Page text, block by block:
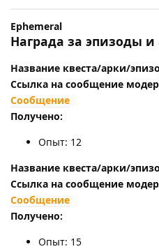
Ephemeral
Награда за эпизоды и
Название квеста/арки/
Ссылка на сообщение
Сообщение
Получено:
Опыт: 12
Название квеста/арки/
Ссылка на сообщение
Сообщение
Получено:
Опыт: 15